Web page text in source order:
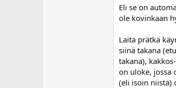
Eli se on
ole kovinkaan
Laita prätkä
siinä takana
takana),
on uloke, jossa
(eli isoin niistä)